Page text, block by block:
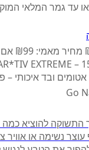
ובד איכותי –
התשוקה להוציא
עוצר נשימה או